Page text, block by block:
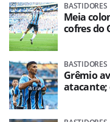
BASTIDORES
Meia
cofres do
BASTIDORES
Grêmio
atacante;